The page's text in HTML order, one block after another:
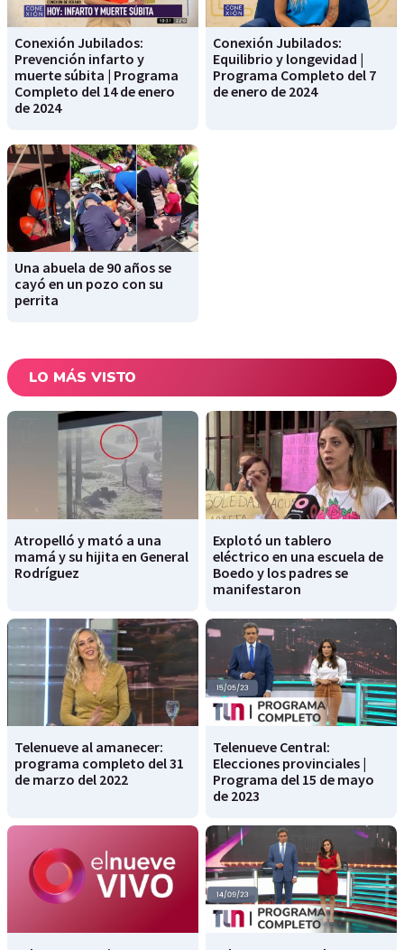
Conexión Jubilados:
Prevención infarto y
muerte súbita | Programa
Completo del 14 de enero
de 2024
Conexión Jubilados:
Equilibrio y longevidad |
Programa Completo del 7
de enero de 2024
Una abuela de 90 años se
cayó en un pozo con su
perrita
LO MÁS VISTO
Atropelló y mató a una
mamá y su hijita en General
Rodríguez
Explotó un tablero
eléctrico en una escuela de
Boedo y los padres se
manifestaron
Telenueve al amanecer:
programa completo del 31
de marzo del 2022
Telenueve Central:
Elecciones provinciales |
Programa del 15 de mayo
de 2023